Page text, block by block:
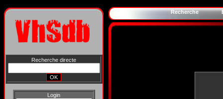
Recherche directe
Login
Recherche